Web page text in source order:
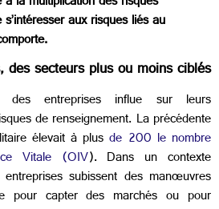
aux risques liés au
secteurs plus ou moins ciblés
des entreprises influe sur leurs
de renseignement. La précédente
élevait à plusde 200 le nombre
Vitale (OIV). Dans un contexte
subissent des manœuvres
pour capter des marchés ou pour